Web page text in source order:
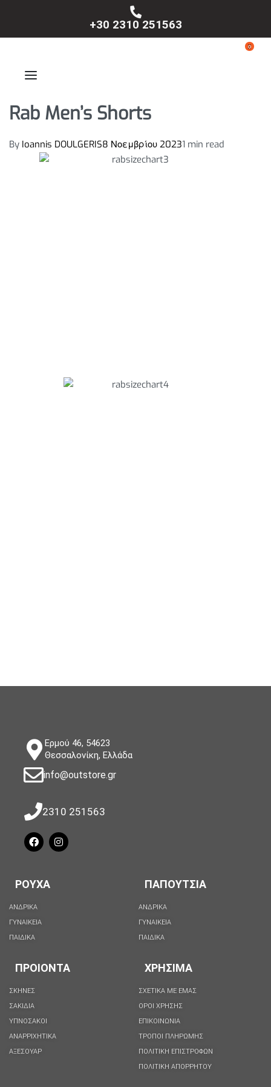
+30 2310 251563
0
Rab Men’s Shorts
By Ioannis DOULGERIS8 Νοεμβρίου 20231 min read
Ερμού 46, 54623
Θεσσαλονίκη, Ελλάδα
info@outstore.gr
2310 251563
ΡΟΥΧΑ
ΑΝΔΡΙΚΑ
ΓΥΝΑΙΚΕΙΑ
ΠΑΙΔΙΚΑ
ΠΑΠΟΥΤΣΙΑ
ΑΝΔΡΙΚΑ
ΓΥΝΑΙΚΕΙΑ
ΠΑΙΔΙΚΑ
ΠΡΟΙΟΝΤΑ
ΣΚΗΝΕΣ
ΣΑΚΙΔΙΑ
ΥΠΝΟΣΑΚΟΙ
ΑΝΑΡΡΙΧΗΤΙΚΑ
ΑΞΕΣΟΥΑΡ
ΧΡΗΣΙΜΑ
ΣΧΕΤΙΚΑ ΜΕ ΕΜΑΣ
ΟΡΟΙ ΧΡΗΣΗΣ
ΕΠΙΚΟΙΝΩΝΙΑ
ΤΡΟΠΟΙ ΠΛΗΡΩΜΗΣ
ΠΟΛΙΤΙΚΗ ΕΠΙΣΤΡΟΦΩΝ
ΠΟΛΙΤΙΚΉ ΑΠΟΡΡΉΤΟΥ